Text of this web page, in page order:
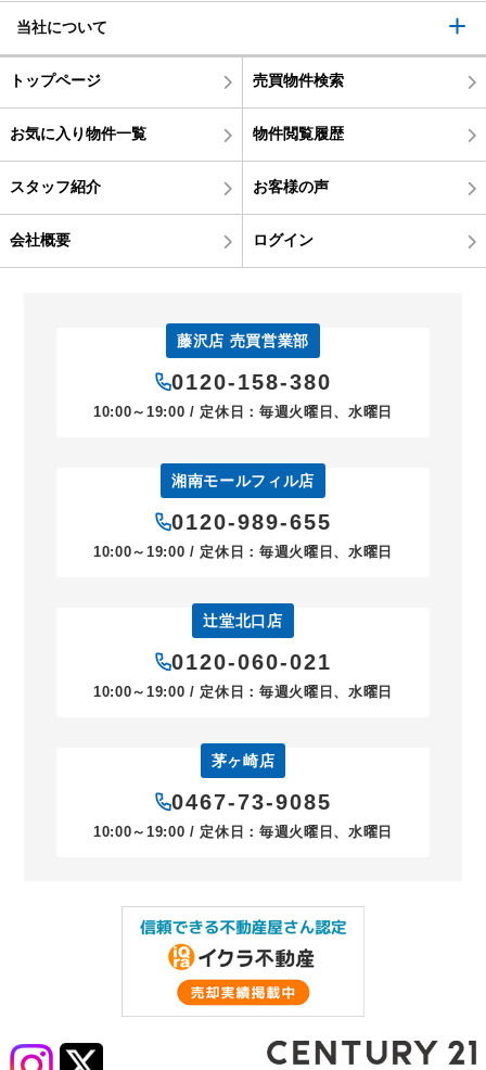
当社について
トップページ 売買物件検索
お気に入り物件一覧 物件閲覧履歴
スタッフ紹介 お客様の声
会社概要 ログイン
藤沢店 売買営業部
0120-158-380
10:00～19:00 / 定休日：毎週火曜日、水曜日
湘南モールフィル店
0120-989-655
10:00～19:00 / 定休日：毎週火曜日、水曜日
辻堂北口店
0120-060-021
10:00～19:00 / 定休日：毎週火曜日、水曜日
茅ヶ崎店
0467-73-9085
10:00～19:00 / 定休日：毎週火曜日、水曜日